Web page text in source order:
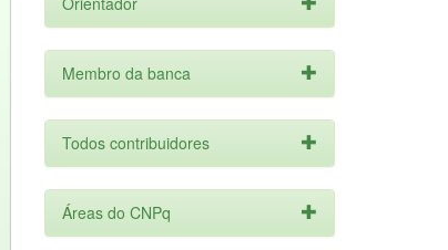
Membro da banca
Todos contribuidores
Áreas do CNPq